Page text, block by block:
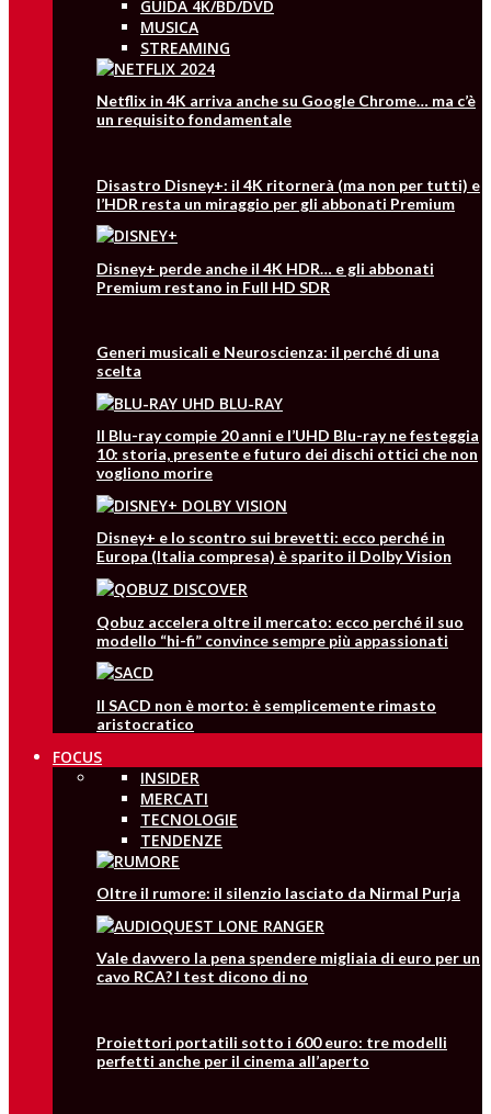
GUIDA 4K/BD/DVD
MUSICA
STREAMING
Netflix in 4K arriva anche su Google Chrome… ma c’è
un requisito fondamentale
Disastro Disney+: il 4K ritornerà (ma non per tutti) e
l’HDR resta un miraggio per gli abbonati Premium
Disney+ perde anche il 4K HDR… e gli abbonati
Premium restano in Full HD SDR
Generi musicali e Neuroscienza: il perché di una
scelta
Il Blu-ray compie 20 anni e l’UHD Blu-ray ne festeggia
10: storia, presente e futuro dei dischi ottici che non
vogliono morire
Disney+ e lo scontro sui brevetti: ecco perché in
Europa (Italia compresa) è sparito il Dolby Vision
Qobuz accelera oltre il mercato: ecco perché il suo
modello “hi-fi” convince sempre più appassionati
Il SACD non è morto: è semplicemente rimasto
aristocratico
FOCUS
INSIDER
MERCATI
TECNOLOGIE
TENDENZE
Oltre il rumore: il silenzio lasciato da Nirmal Purja
Vale davvero la pena spendere migliaia di euro per un
cavo RCA? I test dicono di no
Proiettori portatili sotto i 600 euro: tre modelli
perfetti anche per il cinema all’aperto